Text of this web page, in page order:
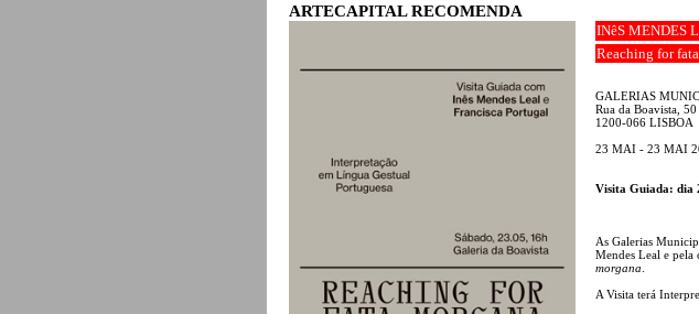
ARTECAPITAL RECOMENDA
INêS MENDES
Reaching for
GALERIAS
Rua da Boavista, 50
1200-066 LISBOA
23 MAI - 23 MAI
Visita Guiada: dia
As Galerias
Mendes Leal e pela
morgana
A Visita terá